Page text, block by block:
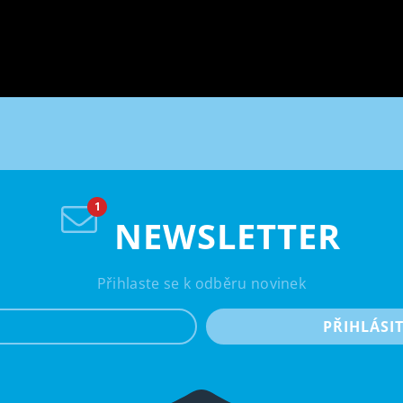
NEWSLETTER
Přihlaste se k odběru novinek
PŘIHLÁSIT